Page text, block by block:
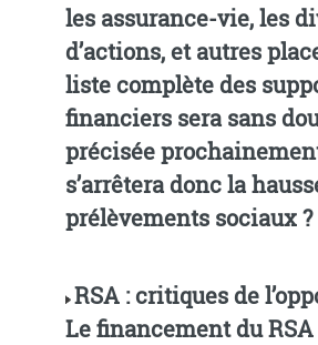
les assurance-vie, les
d’actions, et autres
liste complète des
financiers sera sans
précisée
s’arrêtera donc la
prélèvements sociaux ?
RSA : critiques de
Le financement du RSA